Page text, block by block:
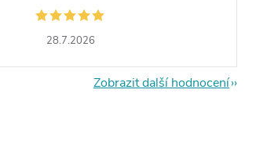
28.7.2026
Zobrazit další hodnocení